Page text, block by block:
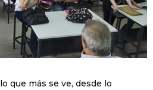
que más se ve, desde lo